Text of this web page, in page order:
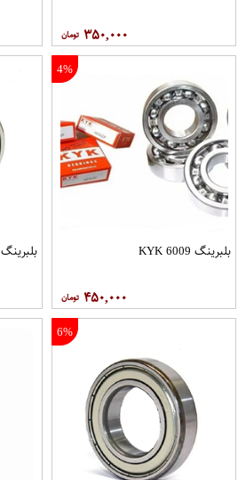
۳۵۰,۰۰۰
4%
بلبرینگ 6009 KYK
۴۵۰,۰۰۰
بلبرینگ 6008 KYK
6%